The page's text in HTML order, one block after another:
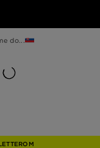
do...